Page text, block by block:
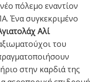
πόλεμο εναντίον
Ένα συγκεκριμένο
Αλί
του
στην καρδιά της